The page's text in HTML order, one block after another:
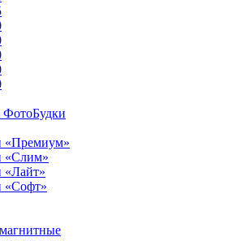
ФотоБудки
«Премиум»
«Слим»
«Софт»